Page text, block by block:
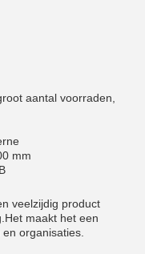
aantal voorraden,
mm
veelzijdig product
maakt het een
organisaties.